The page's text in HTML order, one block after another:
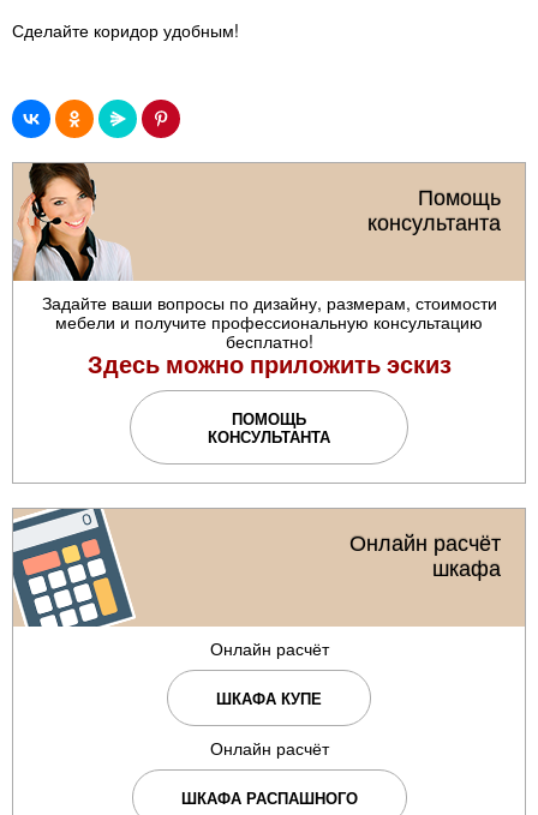
Сделайте коридор удобным!
Помощь
консультанта
Задайте ваши вопросы по дизайну, размерам, стоимости
мебели и получите профессиональную консультацию
бесплатно!
Здесь можно приложить эскиз
ПОМОЩЬ
КОНСУЛЬТАНТА
Онлайн расчёт
шкафа
Онлайн расчёт
ШКАФА КУПЕ
Онлайн расчёт
ШКАФА РАСПАШНОГО